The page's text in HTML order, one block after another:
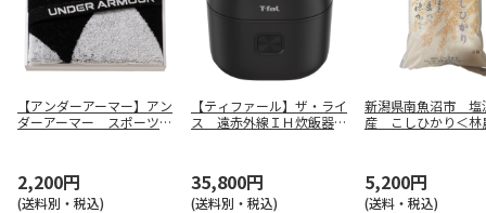
【アンダーアーマー】アン
ダーアーマー スポーツタ
2,200円
(送料別・税込)
【ティファール】ザ・ライ
ス 遠赤外線ＩＨ炊飯器
35,800円
(送料別・税込)
新潟県南魚沼市 塩
産 こしひかり＜林
5,200円
(送料・税込)